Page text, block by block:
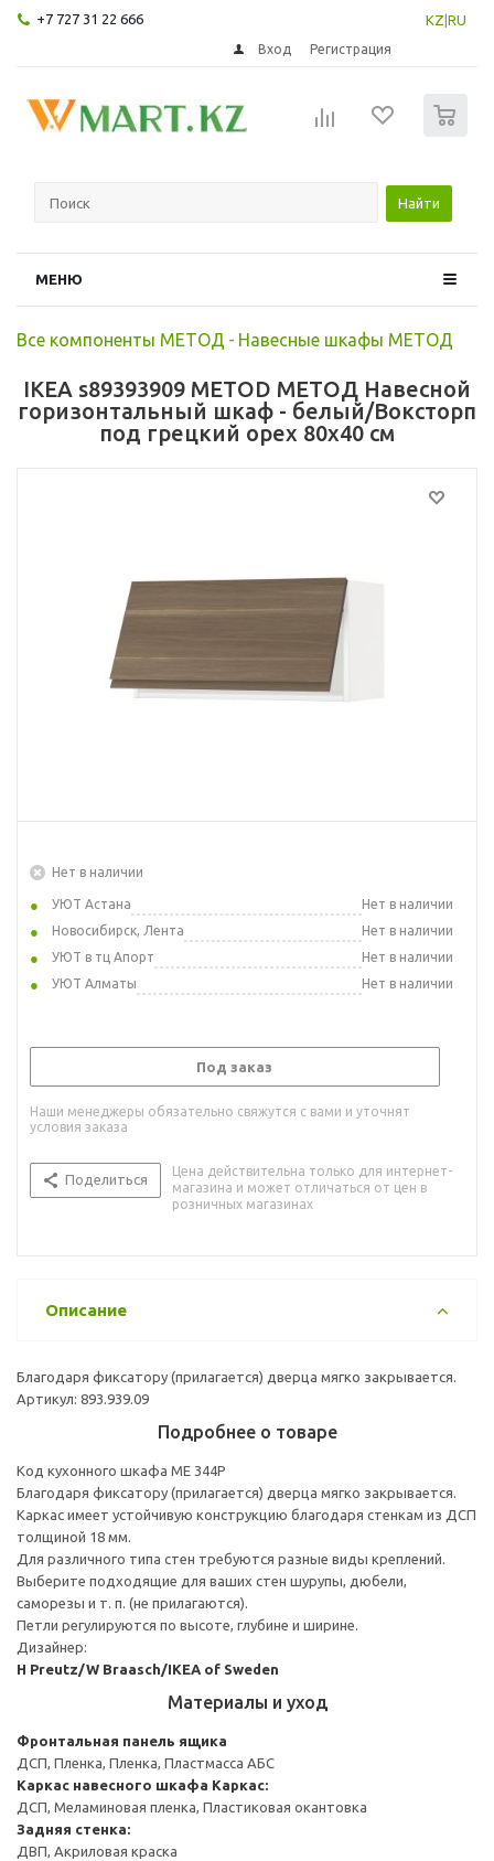
+7 727 31 22 666 KZ RU
Вход Регистрация
Найти
МЕНЮ
Все компоненты МЕТОД - Навесные шкафы МЕТОД
IKEA s89393909 METOD МЕТОД Навесной
горизонтальный шкаф - белый/Воксторп
под грецкий орех 80x40 см
Нет в наличии
УЮТ Астана
Нет в наличии
Новосибирск, Лента
Нет в наличии
УЮТ в тц Апорт
Нет в наличии
УЮТ Алматы
Нет в наличии
Под заказ
Наши менеджеры обязательно свяжутся с вами и уточнят
условия заказа
Поделиться
Цена действительна только для интернет-
магазина и может отличаться от цен в
розничных магазинах
Описание
Благодаря фиксатору (прилагается) дверца мягко закрывается.
Артикул: 893.939.09
Подробнее о товаре
Код кухонного шкафа ME 344P
Благодаря фиксатору (прилагается) дверца мягко закрывается.
Каркас имеет устойчивую конструкцию благодаря стенкам из ДСП
толщиной 18 мм.
Для различного типа стен требуются разные виды креплений.
Выберите подходящие для ваших стен шурупы, дюбели,
саморезы и т. п. (не прилагаются).
Петли регулируются по высоте, глубине и ширине.
Дизайнер:
H Preutz/W Braasch/IKEA of Sweden
Материалы и уход
Фронтальная панель ящика
ДСП, Пленка, Пленка, Пластмасса АБС
Каркас навесного шкафа Каркас:
ДСП, Меламиновая пленка, Пластиковая окантовка
Задняя стенка:
ДВП, Акриловая краска